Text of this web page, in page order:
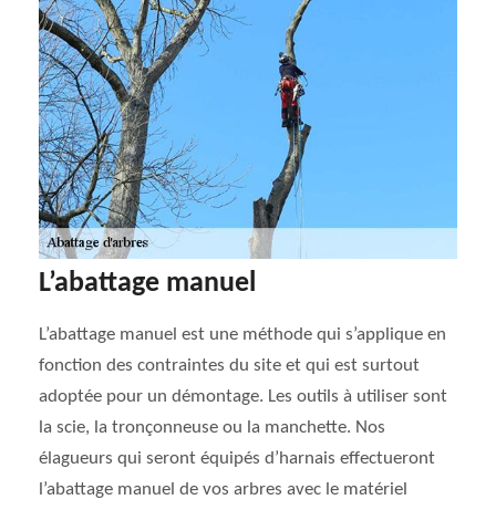
L’abattage manuel
L’abattage manuel est une méthode qui s’applique en
fonction des contraintes du site et qui est surtout
adoptée pour un démontage. Les outils à utiliser sont
la scie, la tronçonneuse ou la manchette. Nos
élagueurs qui seront équipés d’harnais effectueront
l’abattage manuel de vos arbres avec le matériel